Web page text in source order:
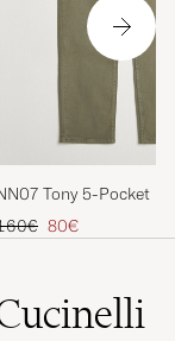
Tony 5-Pocket
Preis
Reduzierter Preis
80€